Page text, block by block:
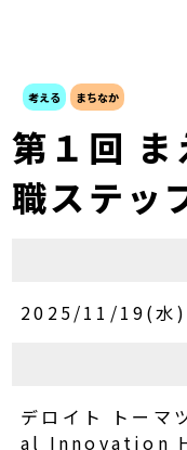
考える まちなか
第１回 ま
職ステッ
2025/11/19(水)
デロイト トーマ
al Innovation